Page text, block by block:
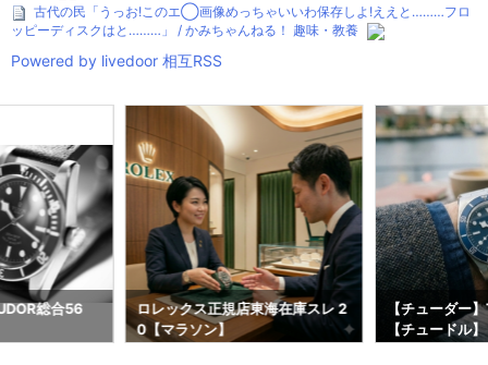
古代の民「うっお!このエ◯画像めっちゃいいわ保存しよ!ええと………フロ
ッピーディスクはと………」 / かみちゃんねる！ 趣味・教養
Powered by livedoor 相互RSS
総合56
ロレックス正規店東海在庫スレ 2
0【マラソン】
【チューダー
【チュードル】